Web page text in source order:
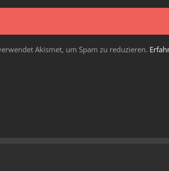
Akismet, um Spam zu reduzieren.